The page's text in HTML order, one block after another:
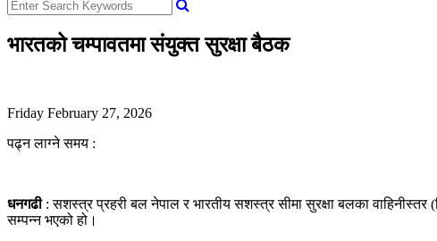
भारतको चम्पावतमा संयुक्त सुरक्षा बैठक
Friday February 27, 2026
पढ्न लाग्ने समय :
धनगढी: सशस्त्र प्रहरी बल नेपाल र भारतीय सशस्त्र सीमा सुरक्षा बलका
सम्पन्न भएको हो।